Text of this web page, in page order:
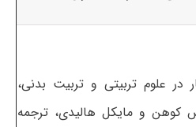
در علوم تربیتی و تربیت بدنی،
کوهن و مایکل هالیدی، ترجمه